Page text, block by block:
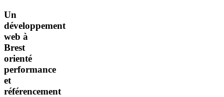
Un
développement
web à
Brest
orienté
performance
et
référencement